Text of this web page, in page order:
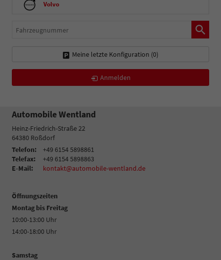
Volvo
Fahrzeugnummer
Meine letzte Konfiguration (0)
Anmelden
Automobile Wentland
Heinz-Friedrich-Straße 22
64380 Roßdorf
Telefon:
+49 6154 5898861
Telefax:
+49 6154 5898863
E-Mail:
kontakt@automobile-wentland.de
Öffnungszeiten
Montag bis Freitag
10:00-13:00 Uhr
14:00-18:00 Uhr
Samstag